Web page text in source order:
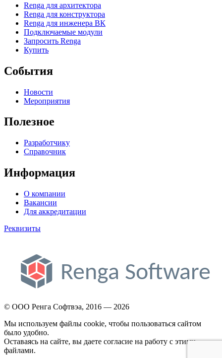
Renga для архитектора
Renga для конструктора
Renga для инженера ВК
Подключаемые модули
Запросить Renga
Купить
События
Новости
Мероприятия
Полезное
Разработчику
Справочник
Информация
О компании
Вакансии
Для аккредитации
Реквизиты
© ООО Ренга Софтвэа, 2016 — 2026
Мы используем файлы cookie, чтобы пользоваться сайтом
было удобно.
Оставаясь на сайте, вы даете согласие на работу с этими
файлами.